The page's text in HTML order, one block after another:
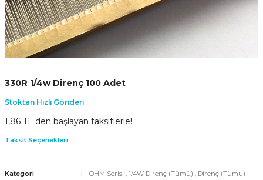
330R 1/4w Direnç 100 Adet
Stoktan Hızlı Gönderi
1,86 TL den başlayan taksitlerle!
Taksit Seçenekleri
Kategori OHM Serisi , 1/4W Direnç (Tümü) , Direnç (Tümü)